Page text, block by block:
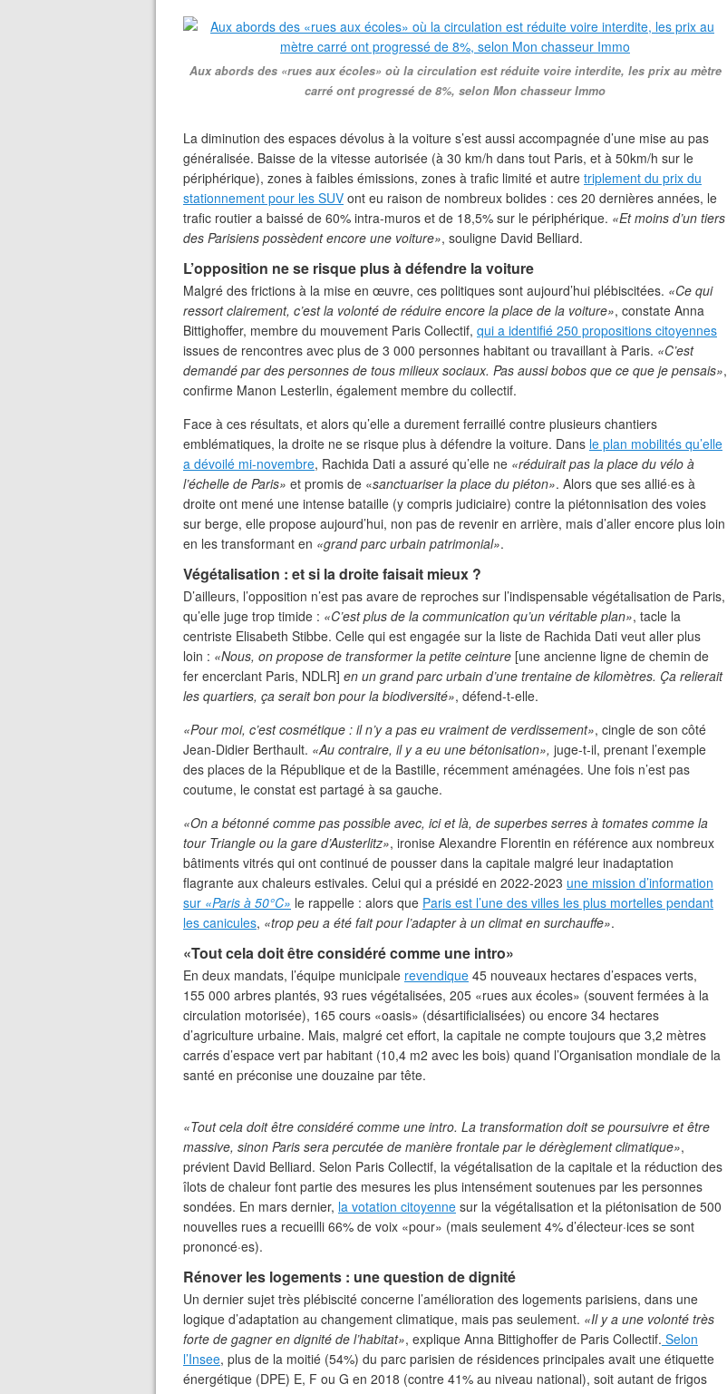
Aux abords des «rues aux écoles» où la circulation est réduite voire interdite, les prix au mètre
carré ont progressé de 8%, selon Mon chasseur Immo
La diminution des espaces dévolus à la voiture s’est aussi accompagnée d’une mise au pas
généralisée. Baisse de la vitesse autorisée (à 30 km/h dans tout Paris, et à 50km/h sur le
périphérique), zones à faibles émissions, zones à trafic limité et autre triplement du prix du
stationnement pour les SUV ont eu raison de nombreux bolides : ces 20 dernières années, le
trafic routier a baissé de 60% intra-muros et de 18,5% sur le périphérique. «Et moins d’un tiers
des Parisiens possèdent encore une voiture», souligne David Belliard.
L’opposition ne se risque plus à défendre la voiture
Malgré des frictions à la mise en œuvre, ces politiques sont aujourd’hui plébiscitées. «Ce qui
ressort clairement, c’est la volonté de réduire encore la place de la voiture», constate Anna
Bittighoffer, membre du mouvement Paris Collectif, qui a identifié 250 propositions citoyennes
issues de rencontres avec plus de 3 000 personnes habitant ou travaillant à Paris. «C’est
demandé par des personnes de tous milieux sociaux. Pas aussi bobos que ce que je pensais»,
confirme Manon Lesterlin, également membre du collectif.
Face à ces résultats, et alors qu’elle a durement ferraillé contre plusieurs chantiers
emblématiques, la droite ne se risque plus à défendre la voiture. Dans le plan mobilités qu’elle
a dévoilé mi-novembre, Rachida Dati a assuré qu’elle ne «réduirait pas la place du vélo à
l’échelle de Paris» et promis de «sanctuariser la place du piéton». Alors que ses allié·es à
droite ont mené une intense bataille (y compris judiciaire) contre la piétonnisation des voies
sur berge, elle propose aujourd’hui, non pas de revenir en arrière, mais d’aller encore plus loin
en les transformant en «grand parc urbain patrimonial».
Végétalisation : et si la droite faisait mieux ?
D’ailleurs, l’opposition n’est pas avare de reproches sur l’indispensable végétalisation de Paris,
qu’elle juge trop timide : «C’est plus de la communication qu’un véritable plan», tacle la
centriste Elisabeth Stibbe. Celle qui est engagée sur la liste de Rachida Dati veut aller plus
loin : «Nous, on propose de transformer la petite ceinture [une ancienne ligne de chemin de
fer encerclant Paris, NDLR] en un grand parc urbain d’une trentaine de kilomètres. Ça relierait
les quartiers, ça serait bon pour la biodiversité», défend-t-elle.
«Pour moi, c’est cosmétique : il n’y a pas eu vraiment de verdissement», cingle de son côté
Jean-Didier Berthault. «Au contraire, il y a eu une bétonisation», juge-t-il, prenant l’exemple
des places de la République et de la Bastille, récemment aménagées. Une fois n’est pas
coutume, le constat est partagé à sa gauche.
«On a bétonné comme pas possible avec, ici et là, de superbes serres à tomates comme la
tour Triangle ou la gare d’Austerlitz», ironise Alexandre Florentin en référence aux nombreux
bâtiments vitrés qui ont continué de pousser dans la capitale malgré leur inadaptation
flagrante aux chaleurs estivales. Celui qui a présidé en 2022-2023 une mission d’information
sur «Paris à 50°C» le rappelle : alors que Paris est l’une des villes les plus mortelles pendant
les canicules, «trop peu a été fait pour l’adapter à un climat en surchauffe».
«Tout cela doit être considéré comme une intro»
En deux mandats, l’équipe municipale revendique 45 nouveaux hectares d’espaces verts,
155 000 arbres plantés, 93 rues végétalisées, 205 «rues aux écoles» (souvent fermées à la
circulation motorisée), 165 cours «oasis» (désartificialisées) ou encore 34 hectares
d’agriculture urbaine. Mais, malgré cet effort, la capitale ne compte toujours que 3,2 mètres
carrés d’espace vert par habitant (10,4 m2 avec les bois) quand l’Organisation mondiale de la
santé en préconise une douzaine par tête.
«Tout cela doit être considéré comme une intro. La transformation doit se poursuivre et être
massive, sinon Paris sera percutée de manière frontale par le dérèglement climatique»,
prévient David Belliard. Selon Paris Collectif, la végétalisation de la capitale et la réduction des
îlots de chaleur font partie des mesures les plus intensément soutenues par les personnes
sondées. En mars dernier, la votation citoyenne sur la végétalisation et la piétonisation de 500
nouvelles rues a recueilli 66% de voix «pour» (mais seulement 4% d’électeur·ices se sont
prononcé·es).
Rénover les logements : une question de dignité
Un dernier sujet très plébiscité concerne l’amélioration des logements parisiens, dans une
logique d’adaptation au changement climatique, mais pas seulement. «Il y a une volonté très
forte de gagner en dignité de l’habitat», explique Anna Bittighoffer de Paris Collectif. Selon
l’Insee, plus de la moitié (54%) du parc parisien de résidences principales avait une étiquette
énergétique (DPE) E, F ou G en 2018 (contre 41% au niveau national), soit autant de frigos